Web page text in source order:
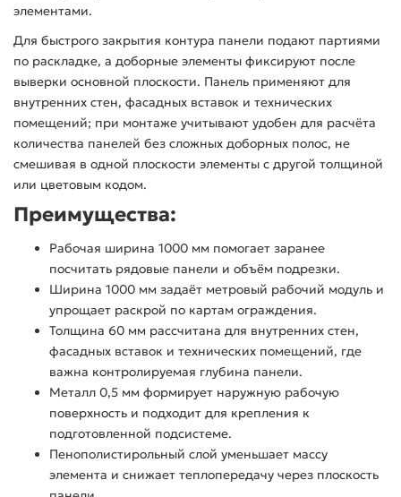
элементами.
Для быстрого закрытия контура панели подают партиями
по раскладке, а доборные элементы фиксируют после
выверки основной плоскости. Панель применяют для
внутренних стен, фасадных вставок и технических
помещений; при монтаже учитывают удобен для расчёта
количества панелей без сложных доборных полос, не
смешивая в одной плоскости элементы с другой толщиной
или цветовым кодом.
Преимущества:
Рабочая ширина 1000 мм помогает заранее
посчитать рядовые панели и объём подрезки.
Ширина 1000 мм задаёт метровый рабочий модуль и
упрощает раскрой по картам ограждения.
Толщина 60 мм рассчитана для внутренних стен,
фасадных вставок и технических помещений, где
важна контролируемая глубина панели.
Металл 0,5 мм формирует наружную рабочую
поверхность и подходит для крепления к
подготовленной подсистеме.
Пенополистирольный слой уменьшает массу
элемента и снижает теплопередачу через плоскость